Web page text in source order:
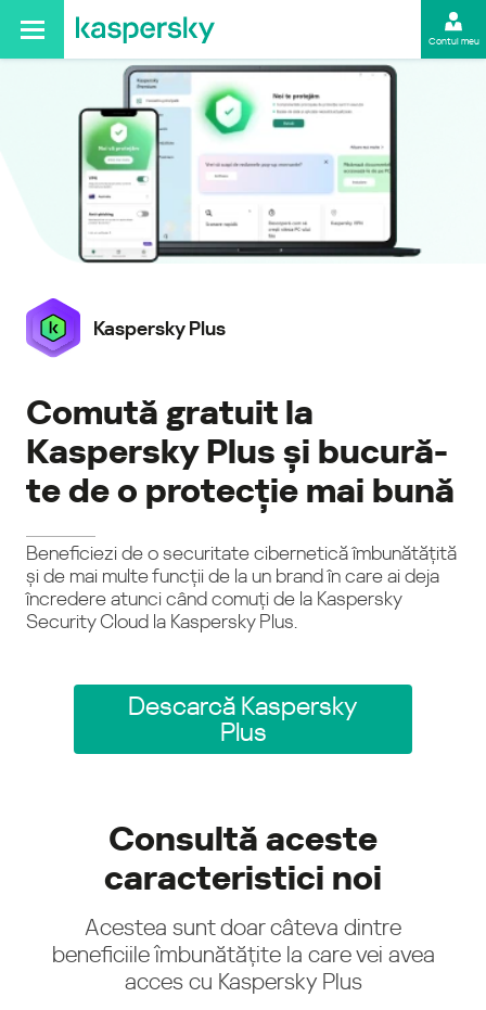
Contul meu
KasperskyPlus
Comută gratuit la
Kaspersky Plus și bucură-
te de o protecție mai bună
Beneficiezi de o securitate cibernetică îmbunătățită
și de mai multe funcții de la un brand în care ai deja
încredere atunci când comuți de la Kaspersky
Security Cloud la Kaspersky Plus.
Descarcă Kaspersky
Plus
Consultă aceste
caracteristici noi
Acestea sunt doar câteva dintre
beneficiile îmbunătățite la care vei avea
acces cu Kaspersky Plus